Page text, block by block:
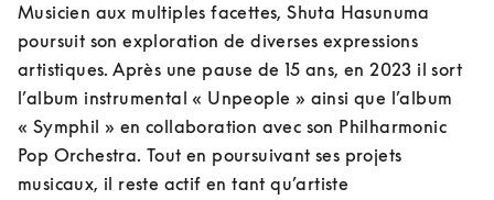
Musicien aux multiples facettes, Shuta Hasunuma
poursuit son exploration de diverses expressions
artistiques. Après une pause de 15 ans, en 2023 il sort
l’album instrumental « Unpeople » ainsi que l’album
« Symphil » en collaboration avec son Philharmonic
Pop Orchestra. Tout en poursuivant ses projets
musicaux, il reste actif en tant qu’artiste